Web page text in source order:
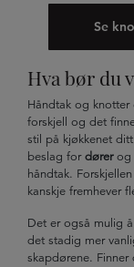
Se
Hva bør du
Håndtak og
forskjell og det
stil på kjøkkenet
beslag fordørerog
håndtak.
kanskje fremhever
Det er også mulig
det stadig mer
skapdørene.